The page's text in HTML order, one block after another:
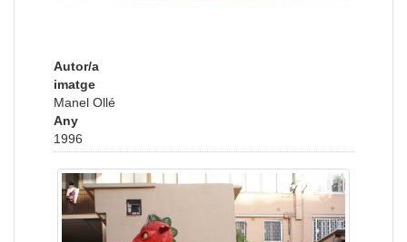
Autor/a
imatge
Manel Ollé
Any
1996